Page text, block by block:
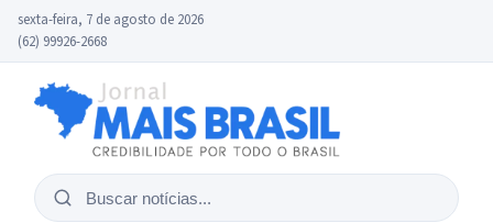
sexta-feira, 7 de agosto de 2026
(62) 99926-2668
Buscar